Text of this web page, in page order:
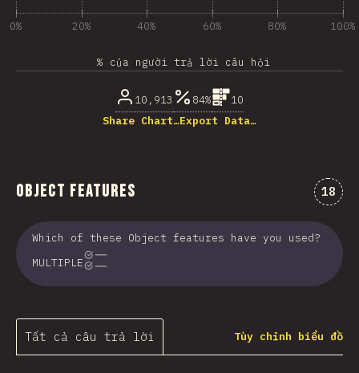
0% 20% 40% 60% 80% 100%
% của người trả lời câu hỏi
10,913 84%
10
Share Chart…Export Data…
Object Features 18
Which of these Object features have you used?
MULTIPLE
Tất cả câu trả lời Tùy chỉnh biểu đồ